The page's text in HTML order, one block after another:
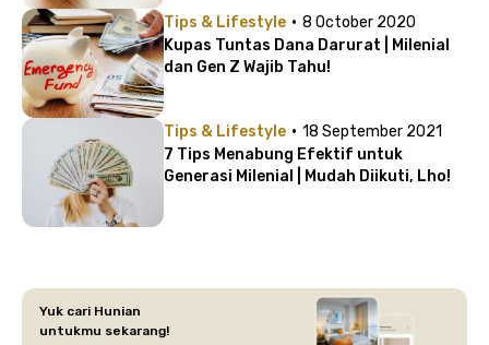
Tips & Lifestyle · 8 October 2020
Kupas Tuntas Dana Darurat | Milenial
dan Gen Z Wajib Tahu!
Tips & Lifestyle · 18 September 2021
7 Tips Menabung Efektif untuk
Generasi Milenial | Mudah Diikuti, Lho!
Yuk cari Hunian
untukmu sekarang!